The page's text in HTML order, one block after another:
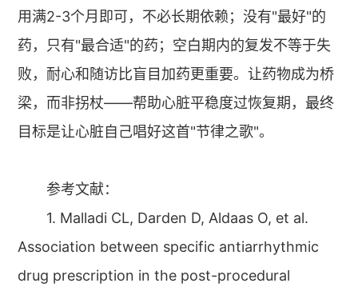
用满2-3个月即可，不必长期依赖；没有"最好"的
药，只有"最合适"的药；空白期内的复发不等于失
败，耐心和随访比盲目加药更重要。让药物成为桥
梁，而非拐杖——帮助心脏平稳度过恢复期，最终
目标是让心脏自己唱好这首"节律之歌"。
参考文献：
1. Malladi CL, Darden D, Aldaas O, et al.
Association between specific antiarrhythmic
drug prescription in the post-procedural